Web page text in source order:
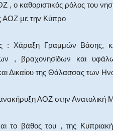
, ο καθοριστικός ρόλος του
ΑΟΖ με την Κύπρο
: Χάραξη Γραμμών Βάσης,
, βραχονησίδων και
Δικαίου της Θάλασσας των
ΑΟΖ στην Ανατολική
το βάθος του , της